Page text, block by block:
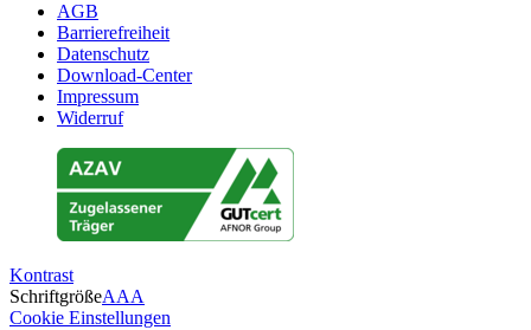
AGB
Barrierefreiheit
Datenschutz
Download-Center
Impressum
Widerruf
Kontrast
SchriftgrößeAAA
Cookie Einstellungen